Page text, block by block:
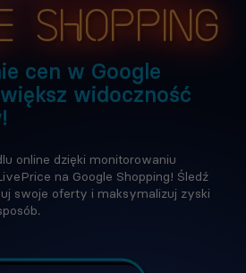
Shopping
cen w Google
widoczność
online dzięki monitorowaniu
na Google Shopping! Śledź
swoje oferty i maksymalizuj zyski